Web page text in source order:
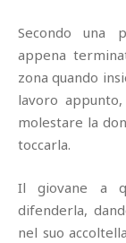
Secondo una
appena
zona quando
lavoro
molestare la
toccarla.
Il giovane a
difenderla,
nel suo